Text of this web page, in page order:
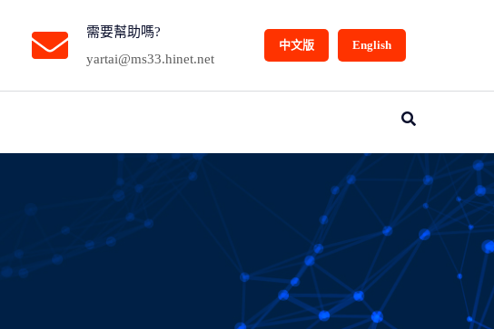
中文版 English
需要幫助嗎?
yartai@ms33.hinet.net